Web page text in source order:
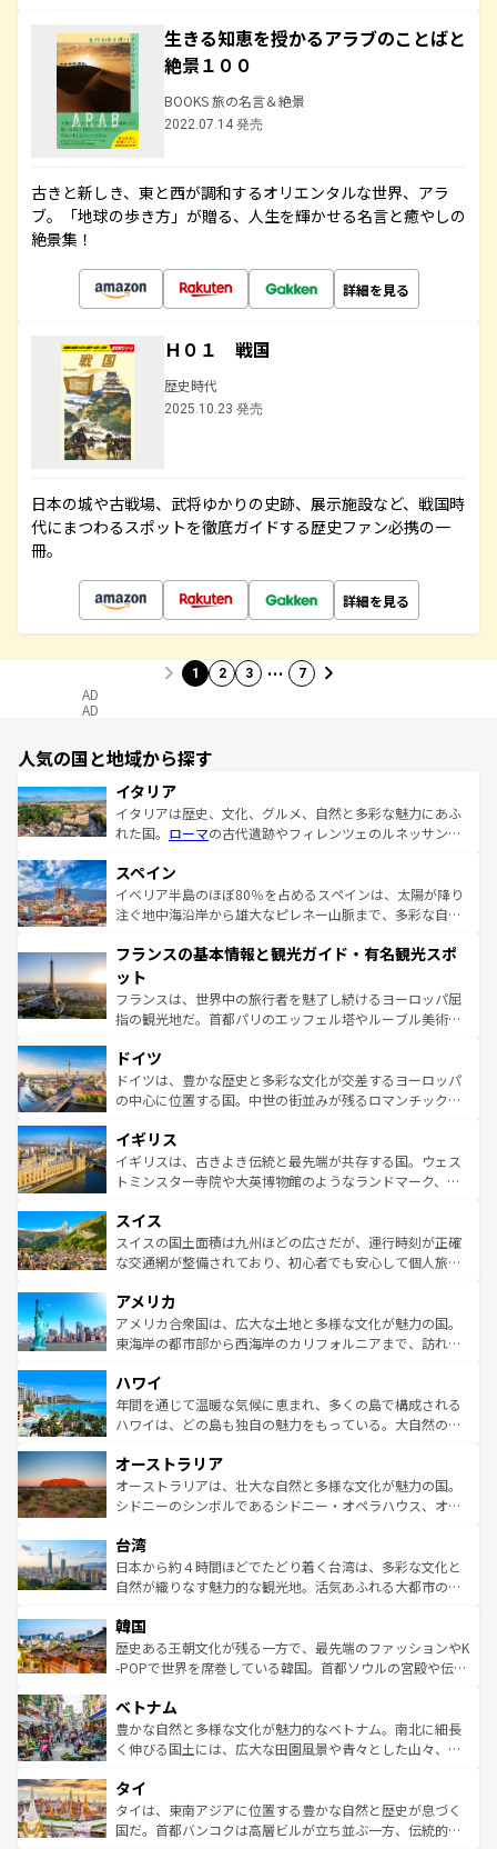
生きる知恵を授かるアラブのことばと
絶景１００
BOOKS 旅の名言＆絶景
2022.07.14 発売
古きと新しき、東と西が調和するオリエンタルな世界、アラ
ブ。「地球の歩き方」が贈る、人生を輝かせる名言と癒やしの
絶景集！
詳細を見る
Ｈ０１ 戦国
歴史時代
2025.10.23 発売
日本の城や古戦場、武将ゆかりの史跡、展示施設など、戦国時
代にまつわるスポットを徹底ガイドする歴史ファン必携の一
冊。
詳細を見る
1 2 3 … 7
AD
AD
人気の国と地域から探す
イタリア
イタリアは歴史、文化、グルメ、自然と多彩な魅力にあふ
れた国。 ローマの古代遺跡やフィレンツェのルネッサンス
ろん、トスカーナの美しい田園風景やアマルフィ海岸の絶
景など、自然景観も見逃せない。観光の合間には、本場の
ピザやパスタなど、絶品のイタリア料理を堪能することも
ませてくれるイタリアで、忘れられない旅をしてみよう！
なお、新着のイタリア情報は
しい。
スペイン
イベリア半島のほぼ80％を占めるスペインは、太陽が降り
注ぐ地中海沿岸から雄大なピレネー山脈まで、多彩な自然
文化が根付くこの国では、情熱的なフラメンコ、熱気あふ
れる闘牛、そして美味しいタパスが生活の一部となってい
る。首都マドリードの洗練された雰囲気や、バルセロナの
アートに溢れた街角から、地方では古代ローマ遺跡や中世
せる。地方によって風土や気候が異なるスペインはその個
性で訪れる人を魅了する。 なお、新着のスペイン情報は コ
ンテンツ一覧を参照してほしい。
フランスの基本情報と観光ガイド・有名観光スポ
ット
フランスは、世界中の旅行者を魅了し続けるヨーロッパ屈
指の観光地だ。首都パリのエッフェル塔やルーブル美術館
で、幅広い魅力が詰まっている。華麗な宮殿、歴史的な大
聖堂、美しいビーチ、そして豊かな自然が、訪れる者を心
から魅了する。また、フランスは美食の国としても知ら
いる。シャンパンの発祥地であるランス、プロヴァンスの
香り高いラベンダー畑など、多彩な楽しみ方が可能だ。さ
らに、パリ以外の地域にも魅力が溢れており、どの街角に
れる地方に足を運ぶとそれぞれで全く異なる文化を体験で
きるだろう。 なお、新着のフランス情報はコンテンツ一覧
を参照してほしい。
ドイツ
ドイツは、豊かな歴史と多彩な文化が交差するヨーロッパ
の中心に位置する国。中世の街並みが残るロマンチック街
顔を持つこの国は、どこを歩いても飽きることがない。ベ
ルリンの文化的活気、バイエルン州のアルプスの絶景、そ
してライン川沿いのワイン畑といった風景は必見。ビール
は、お酒好きな人にはぜひ体験してほしい。 なお、新着の
ドイツ情報はコンテンツ一覧を参照してほしい。
イギリス
イギリスは、古きよき伝統と最先端が共存する国。ウェス
トミンスター寺院や大英博物館のようなランドマーク、歴
リアごとに異なる魅力がある。また、優雅なアフタヌーン
ティー、ビール好きにはたまらない英国パブ、サッカー観
戦など、本場だからこそできる体験も豊富。イギリスを旅
ンツ一覧を参照してほしい。
スイス
スイスの国土面積は九州ほどの広さだが、運行時刻が正確
な交通網が整備されており、初心者でも安心して個人旅行
の建物がそのまま残る町や、スイスならではのユニークな
博物館もあり、アルプス観光だけでなく町歩きも満喫する
ことができる。国民の所得が高いため物価も高いが、旅行
ば市内交通費無料で観光を楽しむこともできる。 なお、新
着のスイス情報はコンテンツ一覧 を参照してほしい。
アメリカ
アメリカ合衆国は、広大な土地と多様な文化が魅力の国。
東海岸の都市部から西海岸のカリフォルニアまで、訪れる
のような巨大都市は、観光、ショッピング、エンターテイ
ンメントが詰まった刺激的なスポットだ。一方、アメリカ
西部には大自然が広がり、グランドキャニオンやイエロー
部のニューオーリンズでは、音楽と美食が融合した独特の
文化が魅力。旅行者はアメリカの各地域で異なる魅力を楽
しみながら、その多様性と豊かな歴史を感じることができ
ならではの贅沢な旅のスタイルだ。 なお、新着のアメリカ
情報はコンテンツ一覧を参照してほしい。
ハワイ
年間を通じて温暖な気候に恵まれ、多くの島で構成される
ハワイは、どの島も独自の魅力をもっている。大自然の神
ワイ島は見逃せない。また、定番の観光地といえばオアフ
島だが、静かな自然を求めるならマウイ島やカウアイ島が
おすすめ。エメラルドグリーンに輝く海をはじめ、豊かな
れるおもてなしの心で訪れる人々を迎えてくれるハワイの
人々、おいしいローカルフードやハワイアンミュージッ
ク、伝統的なフラダンスなど、すべてがハワイの魅力を彩
ワイを、存分に味わってほしい。 なお、新着のハワイ情報
はコンテンツ一覧を参照してほしい。
オーストラリア
オーストラリアは、壮大な自然と多様な文化が魅力の国。
シドニーのシンボルであるシドニー・オペラハウス、オー
リアリーフや大陸中央部にそびえるウルル（エアーズロッ
ク）、タスマニアの美しい原生林やケアンズの熱帯雨林な
ど、見どころがたくさん。また、カフェやワイン、オージ
いる。アクティビティも充実しており、サーフィンやダイ
ビング、ハイキングなど、アウトドア好きにはたまらな
い。オーストラリアの多彩な魅力を存分に味わいつくそ
参照してほしい。
台湾
日本から約４時間ほどでたどり着く台湾は、多彩な文化と
自然が織りなす魅力的な観光地。活気あふれる大都市の台
ン）、静ひつな山岳地帯である台湾東部など、都市の喧騒
と山間の静けさが共存しており、訪れる人に新しい発見と
驚きをもたらしてくれる。また、奥深い台湾の食文化も魅
容にもいいと評判のスイーツなど、バラエティ豊かな料理
が味わえる。 なお、新着の台湾情報は コンテンツ一覧を参
照してほしい。
韓国
歴史ある王朝文化が残る一方で、最先端のファッションやK
-POPで世界を席巻している韓国。首都ソウルの宮殿や伝統
き、地方に足を延ばせば四季折々の自然美を楽しむことが
できる。そして、キムチや焼肉、絶品のストリートフード
まで、さまざまな韓国料理が待っている。夜には、韓国な
リティに包まれながら、韓国の多彩な魅力を心ゆくまで味
わってみてほしい。 なお、新着の韓国情報はコンテンツ一
覧を参照してほしい。
ベトナム
豊かな自然と多様な文化が魅力的なベトナム。南北に細長
く伸びる国土には、広大な田園風景や青々とした山々、世
急速な発展と共に伝統が息づく。ハノイの古い町並みやホ
ーチミン市のフランス統治時代の建物も、独特の雰囲気を
醸し出している。また、バラエティの豊かさとおいしさで
タイ
タイは、東南アジアに位置する豊かな自然と歴史が息づく
国だ。首都バンコクは高層ビルが立ち並ぶ一方、伝統的な